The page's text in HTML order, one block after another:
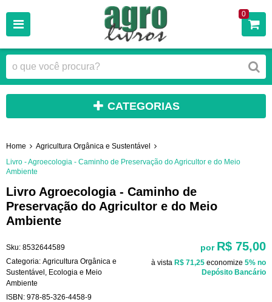
0
CATEGORIAS
Home
Agricultura Orgânica e Sustentável
Livro - Agroecologia - Caminho de Preservação do Agricultor e do Meio
Ambiente
Livro Agroecologia - Caminho de
Preservação do Agricultor e do Meio
Ambiente
Sku: 8532644589
Categoria: Agricultura Orgânica e
Sustentável Ecologia e Meio
Ambiente
ISBN: 978-85-326-4458-9
por R$ 75,00
à vista R$ 71,25 economize 5% no
Depósito Bancário